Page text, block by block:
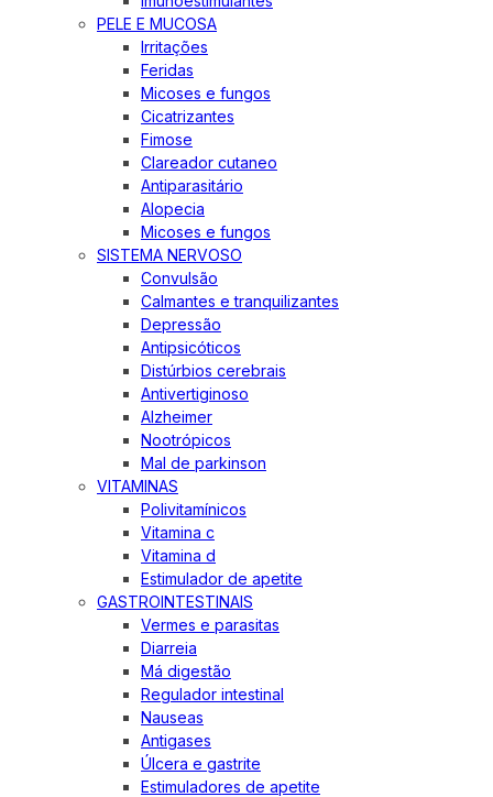
PELE E MUCOSA
Irritações
Feridas
Micoses e fungos
Cicatrizantes
Fimose
Clareador cutaneo
Antiparasitário
Alopecia
Micoses e fungos
SISTEMA NERVOSO
Convulsão
Calmantes e tranquilizantes
Depressão
Antipsicóticos
Distúrbios cerebrais
Antivertiginoso
Alzheimer
Nootrópicos
Mal de parkinson
VITAMINAS
Polivitamínicos
Vitamina c
Vitamina d
Estimulador de apetite
GASTROINTESTINAIS
Vermes e parasitas
Diarreia
Má digestão
Regulador intestinal
Nauseas
Antigases
Úlcera e gastrite
Estimuladores de apetite